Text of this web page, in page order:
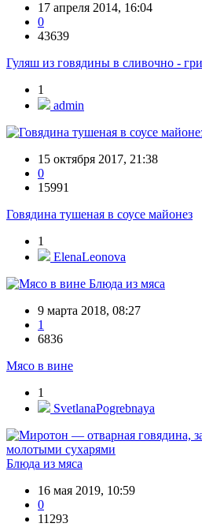
17 апреля 2014, 16:04
0
43639
Гуляш из говядины в сливочно -
1
admin
15 октября 2017, 21:38
0
15991
Говядина тушеная в соусе майонез
1
ElenaLeonova
Блюда из мяса
9 марта 2018, 08:27
1
6836
Мясо в вине
1
SvetlanaPogrebnaya
Блюда из мяса
16 мая 2019, 10:59
0
11293